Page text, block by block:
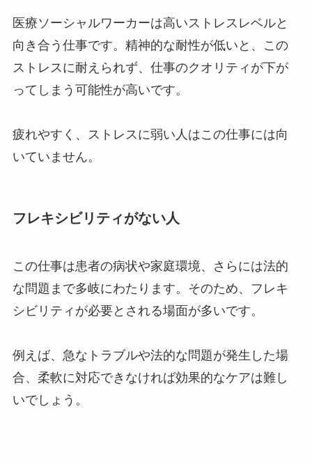
医療ソーシャルワーカーは高いストレスレベルと
向き合う仕事です。精神的な耐性が低いと、この
ストレスに耐えられず、仕事のクオリティが下が
ってしまう可能性が高いです。
疲れやすく、ストレスに弱い人はこの仕事には向
いていません。
フレキシビリティがない人
この仕事は患者の病状や家庭環境、さらには法的
な問題まで多岐にわたります。そのため、フレキ
シビリティが必要とされる場面が多いです。
例えば、急なトラブルや法的な問題が発生した場
合、柔軟に対応できなければ効果的なケアは難し
いでしょう。